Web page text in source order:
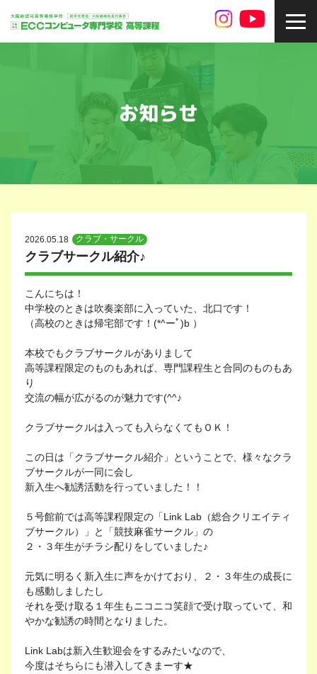
お知らせ
2026.05.18 クラブ・サークル
クラブサークル紹介♪
こんにちは！
中学校のときは吹奏楽部に入っていた、北口です！
（高校のときは帰宅部です！(*^ーﾟ)b ）
本校でもクラブサークルがありまして
高等課程限定のものもあれば、専門課程生と合同のものもあ
り
交流の幅が広がるのが魅力です(^^♪
クラブサークルは入っても入らなくてもＯＫ！
この日は「クラブサークル紹介」ということで、様々なクラ
ブサークルが一同に会し
新入生へ勧誘活動を行っていました！！
５号館前では高等課程限定の「Link Lab（総合クリエイティ
ブサークル）」と「競技麻雀サークル」の
２・３年生がチラシ配りをしていました♪
元気に明るく新入生に声をかけており、２・３年生の成長に
も感動しましたし
それを受け取る１年生もニコニコ笑顔で受け取っていて、和
やかな勧誘の時間となりました。
Link Labは新入生歓迎会をするみたいなので、
今度はそちらにも潜入してきまーす★